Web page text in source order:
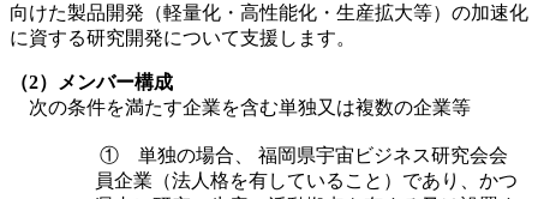
向けた製品開発（軽量化・高性能化・生産拡大等）の加速化
に資する研究開発について支援します。
（2）メンバー構成
次の条件を満たす企業を含む単独又は複数の企業等
① 単独の場合、 福岡県宇宙ビジネス研究会会
員企業（法人格を有していること）であり、かつ